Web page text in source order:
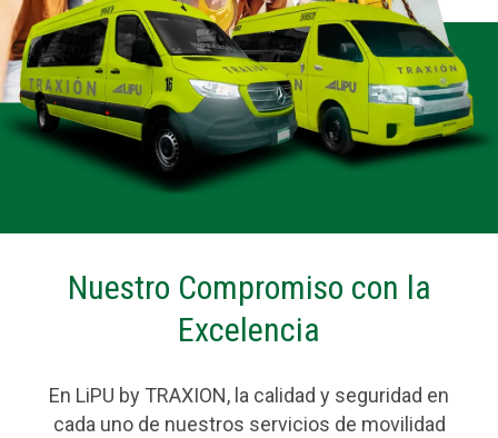
Nuestro Compromiso con la
Excelencia
En LiPU by TRAXION, la calidad y seguridad en
cada uno de nuestros servicios de movilidad